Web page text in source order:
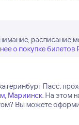
расписание
о покупке
Пасс.
, Мариинск. На этом
Вы можете